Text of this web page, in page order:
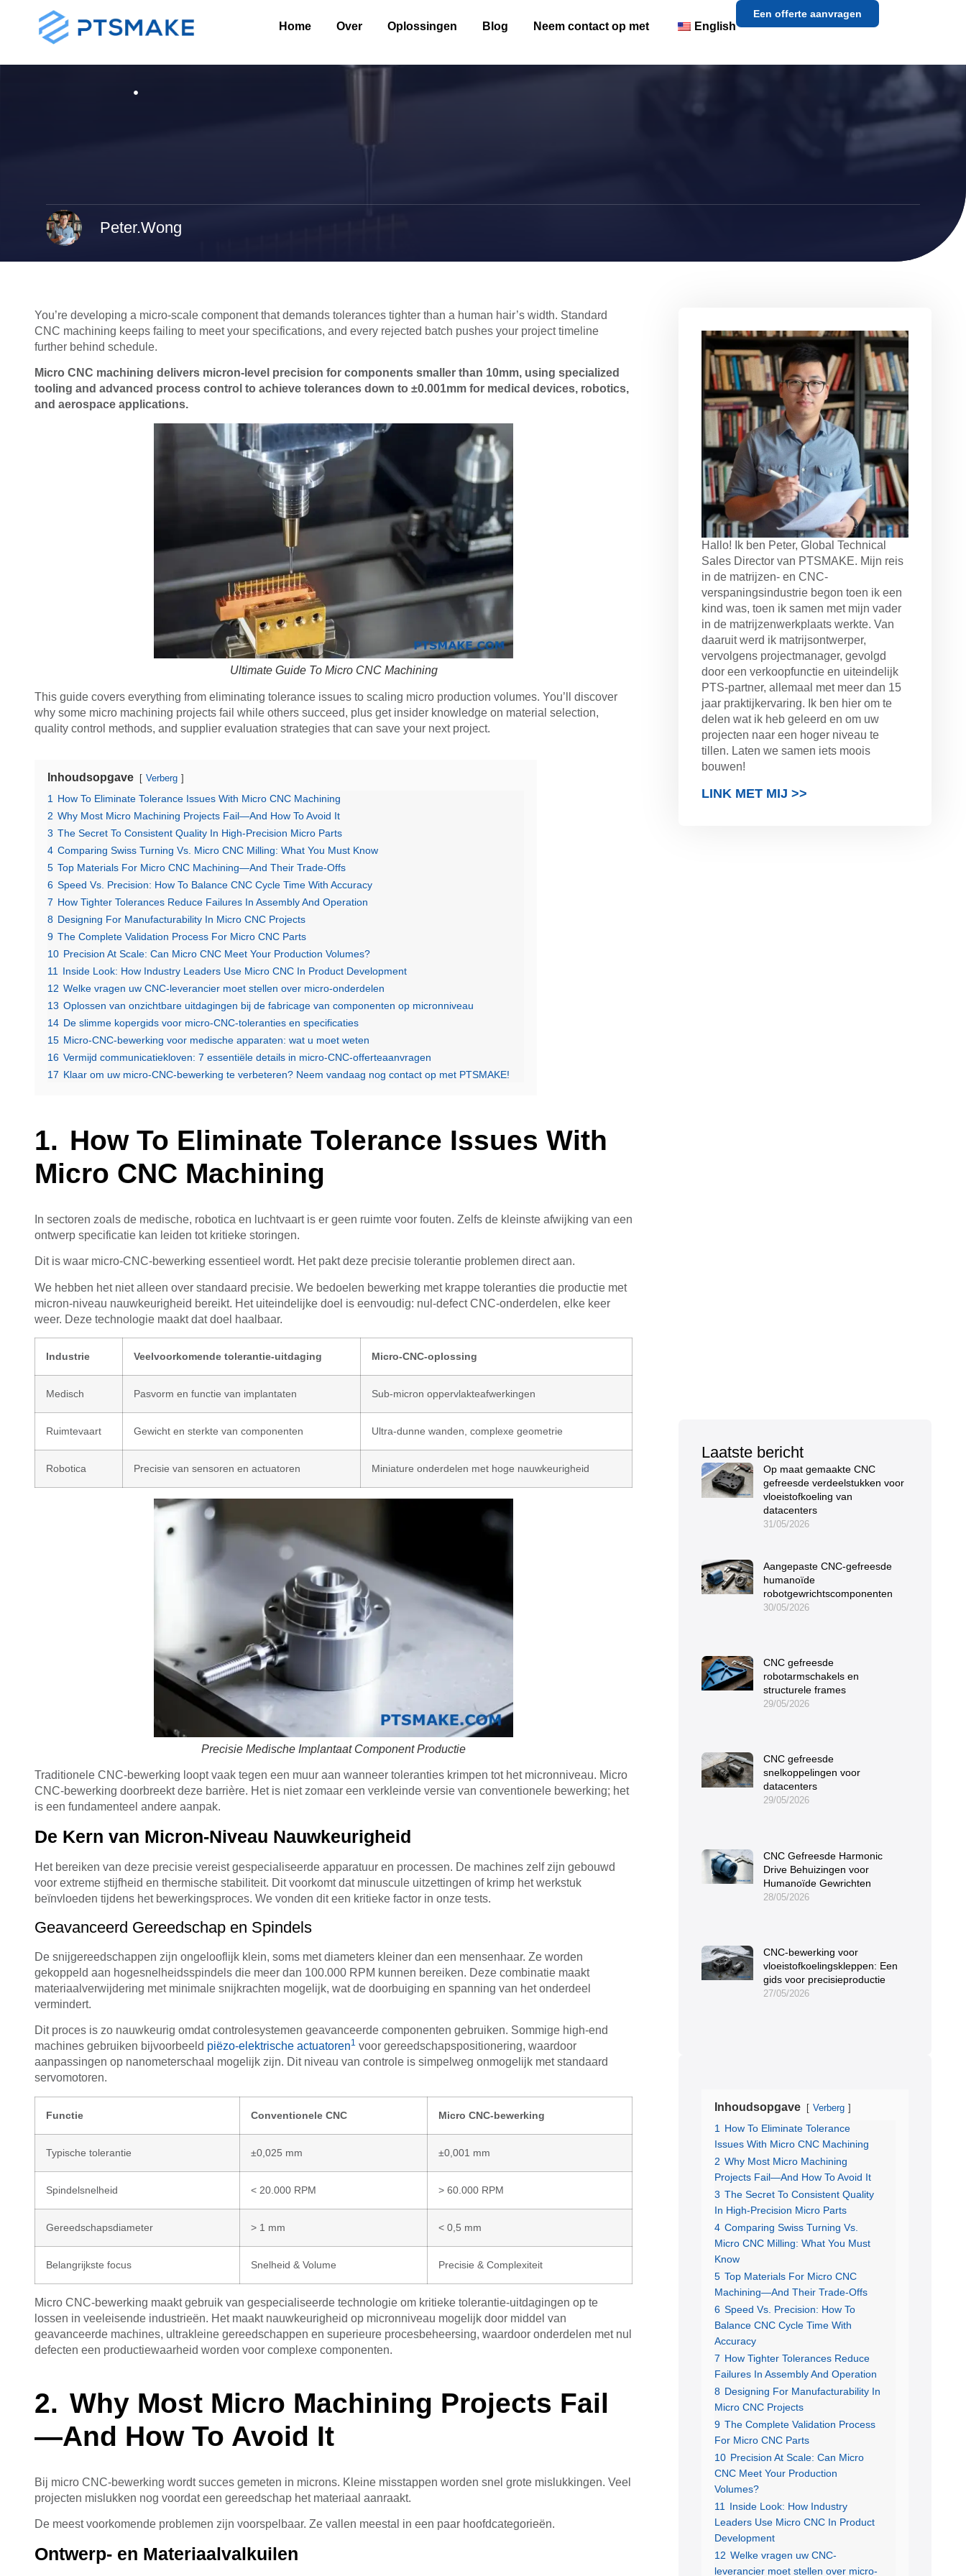
Home Over Oplossingen Blog Neem contact op met English
Een offerte aanvragen
Peter.Wong
You’re developing a micro-scale component that demands tolerances tighter than a human hair’s width. Standard
CNC machining keeps failing to meet your specifications, and every rejected batch pushes your project timeline
further behind schedule.
Micro CNC machining delivers micron-level precision for components smaller than 10mm, using specialized
tooling and advanced process control to achieve tolerances down to ±0.001mm for medical devices, robotics,
and aerospace applications.
Ultimate Guide To Micro CNC Machining
This guide covers everything from eliminating tolerance issues to scaling micro production volumes. You’ll discover
why some micro machining projects fail while others succeed, plus get insider knowledge on material selection,
quality control methods, and supplier evaluation strategies that can save your next project.
Inhoudsopgave Verberg
1
How To Eliminate Tolerance Issues With Micro CNC Machining
2 Why Most Micro Machining Projects Fail—And How To Avoid It
3 The Secret To Consistent Quality In High-Precision Micro Parts
4 Comparing Swiss Turning Vs. Micro CNC Milling: What You Must Know
5 Top Materials For Micro CNC Machining—And Their Trade-Offs
6 Speed Vs. Precision: How To Balance CNC Cycle Time With Accuracy
7 How Tighter Tolerances Reduce Failures In Assembly And Operation
8 Designing For Manufacturability In Micro CNC Projects
9 The Complete Validation Process For Micro CNC Parts
10 Precision At Scale: Can Micro CNC Meet Your Production Volumes?
11
Inside Look: How Industry Leaders Use Micro CNC In Product Development
12 Welke vragen uw CNC-leverancier moet stellen over micro-onderdelen
13 Oplossen van onzichtbare uitdagingen bij de fabricage van componenten op micronniveau
14 De slimme kopergids voor micro-CNC-toleranties en specificaties
15 Micro-CNC-bewerking voor medische apparaten: wat u moet weten
16 Vermijd communicatiekloven: 7 essentiële details in micro-CNC-offerteaanvragen
17 Klaar om uw micro-CNC-bewerking te verbeteren? Neem vandaag nog contact op met PTSMAKE!
How To Eliminate Tolerance Issues With
Micro CNC Machining
In sectoren zoals de medische, robotica en luchtvaart is er geen ruimte voor fouten. Zelfs de kleinste afwijking van een
ontwerp specificatie kan leiden tot kritieke storingen.
Dit is waar micro-CNC-bewerking essentieel wordt. Het pakt deze precisie tolerantie problemen direct aan.
We hebben het niet alleen over standaard precisie. We bedoelen bewerking met krappe toleranties die productie met
micron-niveau nauwkeurigheid bereikt. Het uiteindelijke doel is eenvoudig: nul-defect CNC-onderdelen, elke keer
weer. Deze technologie maakt dat doel haalbaar.
Industrie Veelvoorkomende tolerantie-uitdaging Micro-CNC-oplossing
Medisch Pasvorm en functie van implantaten Sub-micron oppervlakteafwerkingen
Ruimtevaart Gewicht en sterkte van componenten Ultra-dunne wanden, complexe geometrie
Robotica Precisie van sensoren en actuatoren Miniature onderdelen met hoge nauwkeurigheid
Precisie Medische Implantaat Component Productie
Traditionele CNC-bewerking loopt vaak tegen een muur aan wanneer toleranties krimpen tot het micronniveau. Micro
CNC-bewerking doorbreekt deze barrière. Het is niet zomaar een verkleinde versie van conventionele bewerking; het
is een fundamenteel andere aanpak.
De Kern van Micron-Niveau Nauwkeurigheid
Het bereiken van deze precisie vereist gespecialiseerde apparatuur en processen. De machines zelf zijn gebouwd
voor extreme stijfheid en thermische stabiliteit. Dit voorkomt dat minuscule uitzettingen of krimp het werkstuk
beïnvloeden tijdens het bewerkingsproces. We vonden dit een kritieke factor in onze tests.
Geavanceerd Gereedschap en Spindels
De snijgereedschappen zijn ongelooflijk klein, soms met diameters kleiner dan een mensenhaar. Ze worden
gekoppeld aan hogesnelheidsspindels die meer dan 100.000 RPM kunnen bereiken. Deze combinatie maakt
materiaalverwijdering met minimale snijkrachten mogelijk, wat de doorbuiging en spanning van het onderdeel
vermindert.
Dit proces is zo nauwkeurig omdat controlesystemen geavanceerde componenten gebruiken. Sommige high-end
machines gebruiken bijvoorbeeld piëzo-elektrische actuatoren1 voor gereedschapspositionering, waardoor
aanpassingen op nanometerschaal mogelijk zijn. Dit niveau van controle is simpelweg onmogelijk met standaard
servomotoren.
Functie Conventionele CNC Micro CNC-bewerking
Typische tolerantie ±0,025 mm ±0,001 mm
Spindelsnelheid < 20.000 RPM > 60.000 RPM
Gereedschapsdiameter > 1 mm < 0,5 mm
Belangrijkste focus Snelheid & Volume Precisie & Complexiteit
Micro CNC-bewerking maakt gebruik van gespecialiseerde technologie om kritieke tolerantie-uitdagingen op te
lossen in veeleisende industrieën. Het maakt nauwkeurigheid op micronniveau mogelijk door middel van
geavanceerde machines, ultrakleine gereedschappen en superieure procesbeheersing, waardoor onderdelen met nul
defecten een productiewaarheid worden voor complexe componenten.
Why Most Micro Machining Projects Fail
—And How To Avoid It
Bij micro CNC-bewerking wordt succes gemeten in microns. Kleine misstappen worden snel grote mislukkingen. Veel
projecten mislukken nog voordat een gereedschap het materiaal aanraakt.
De meest voorkomende problemen zijn voorspelbaar. Ze vallen meestal in een paar hoofdcategorieën.
Ontwerp- en Materiaalvalkuilen
Hallo! Ik ben Peter, Global Technical
Sales Director van PTSMAKE. Mijn reis
in de matrijzen- en CNC-
verspaningsindustrie begon toen ik een
kind was, toen ik samen met mijn vader
in de matrijzenwerkplaats werkte. Van
daaruit werd ik matrijsontwerper,
vervolgens projectmanager, gevolgd
door een verkoopfunctie en uiteindelijk
PTS-partner, allemaal met meer dan 15
jaar praktijkervaring. Ik ben hier om te
delen wat ik heb geleerd en om uw
projecten naar een hoger niveau te
tillen. Laten we samen iets moois
bouwen!
LINK MET MIJ >>
Laatste bericht
Op maat gemaakte CNC
gefreesde verdeelstukken voor
vloeistofkoeling van
datacenters
31/05/2026
Aangepaste CNC-gefreesde
humanoïde
robotgewrichtscomponenten
30/05/2026
CNC gefreesde
robotarmschakels en
structurele frames
29/05/2026
CNC gefreesde
snelkoppelingen voor
datacenters
29/05/2026
CNC Gefreesde Harmonic
Drive Behuizingen voor
Humanoïde Gewrichten
28/05/2026
CNC-bewerking voor
vloeistofkoelingskleppen: Een
gids voor precisieproductie
27/05/2026
Inhoudsopgave Verberg
1 How To Eliminate Tolerance
Issues With Micro CNC Machining
2 Why Most Micro Machining
Projects Fail—And How To Avoid It
3 The Secret To Consistent Quality
In High-Precision Micro Parts
4 Comparing Swiss Turning Vs.
Micro CNC Milling: What You Must
Know
5 Top Materials For Micro CNC
Machining—And Their Trade-Offs
6 Speed Vs. Precision: How To
Balance CNC Cycle Time With
Accuracy
7 How Tighter Tolerances Reduce
Failures In Assembly And Operation
8 Designing For Manufacturability In
Micro CNC Projects
9 The Complete Validation Process
For Micro CNC Parts
10 Precision At Scale: Can Micro
CNC Meet Your Production
Volumes?
11 Inside Look: How Industry
Leaders Use Micro CNC In Product
Development
12 Welke vragen uw CNC-
leverancier moet stellen over micro-